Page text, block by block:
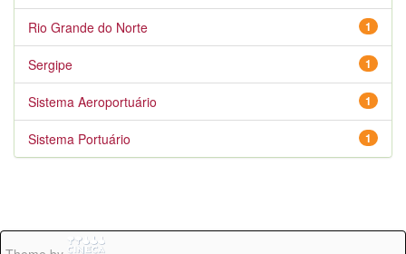
1
Rio Grande do Norte
1
Sergipe
1
Sistema Aeroportuário
1
Sistema Portuário